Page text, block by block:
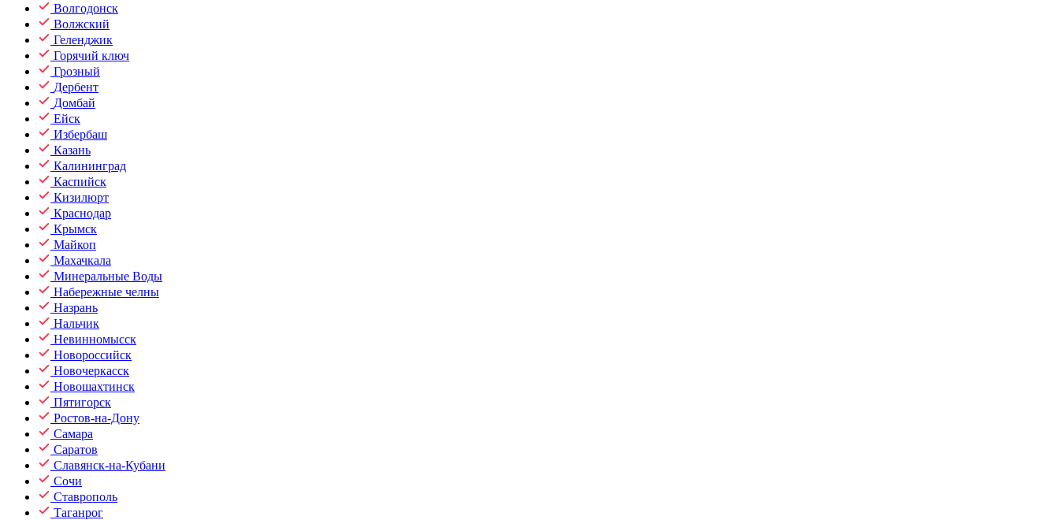
Волгодонск
Волжский
Геленджик
Горячий ключ
Грозный
Дербент
Домбай
Ейск
Избербаш
Казань
Калининград
Каспийск
Кизилюрт
Краснодар
Крымск
Майкоп
Махачкала
Минеральные Воды
Набережные челны
Назрань
Нальчик
Невинномысск
Новороссийск
Новочеркасск
Новошахтинск
Пятигорск
Ростов-на-Дону
Самара
Саратов
Славянск-на-Кубани
Сочи
Ставрополь
Таганрог